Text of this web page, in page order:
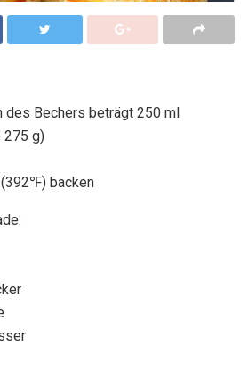
des Bechers beträgt 250 ml
275 g)
backen